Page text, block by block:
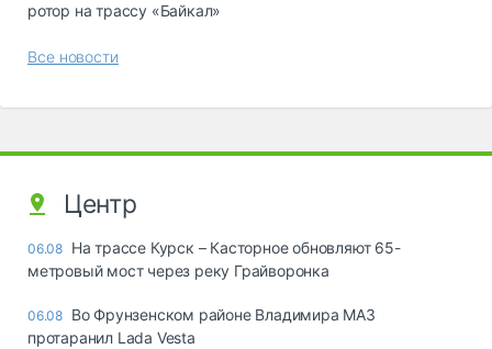
ротор на трассу «Байкал»
Все новости
Центр
06.08 На трассе Курск – Касторное обновляют 65-
метровый мост через реку Грайворонка
06.08 Во Фрунзенском районе Владимира МАЗ
протаранил Lada Vesta